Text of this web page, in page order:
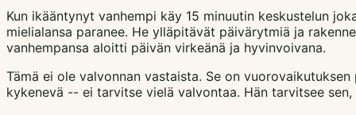
Kun ikääntynyt vanhempi käy 15 minuutin keskustelun
mielialansa paranee. He ylläpitävät päivärytmiä ja
vanhempansa aloitti päivän virkeänä ja hyvinvoivana.
Tämä ei ole valvonnan vastaista. Se on
kykenevä -- ei tarvitse vielä valvontaa. Hän tarvitsee